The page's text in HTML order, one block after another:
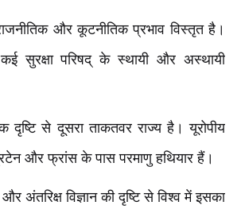
और कूटनीतिक प्रभाव विस्तृत है।
सुरक्षा परिषद् के स्थायी और अस्थायी
दृष्टि से दूसरा ताकतवर राज्य है। यूरोपीय
और फ्रांस के पास परमाणु हथियार हैं।
और अंतरिक्ष विज्ञान की दृष्टि से विश्व में इसका